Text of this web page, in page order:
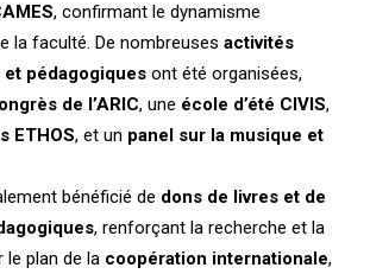
, confirmant le dynamisme
la faculté. De nombreuses activités
pédagogiques ont été organisées,
de l’ARIC, une école d’été CIVIS,
ETHOS, et un panel sur la musique et
bénéficié de dons de livres et de
, renforçant la recherche et la
le plan de la coopération internationale,